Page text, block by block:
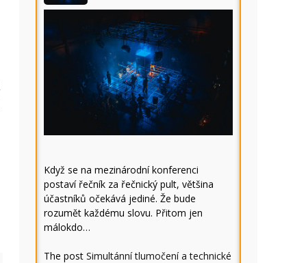
Když se na mezinárodní konferenci
postaví řečník za řečnický pult, většina
účastníků očekává jediné. Že bude
rozumět každému slovu. Přitom jen
málokdo…
The post Simultánní tlumočení a technické